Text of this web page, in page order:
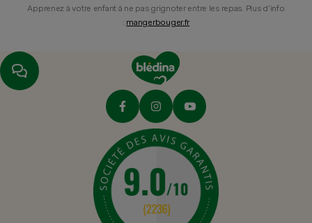
Apprenez à votre enfant à ne pas grignoter entre les repas. Plus d’info
: mangerbouger.fr